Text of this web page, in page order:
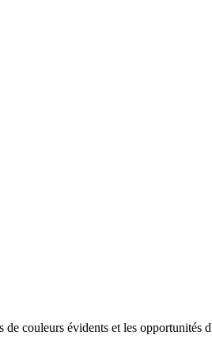
couleurs évidents et les opportunités